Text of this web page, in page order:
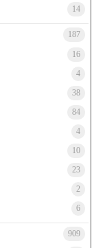
14
187
16
4
38
84
4
10
23
2
6
909